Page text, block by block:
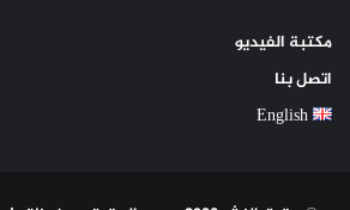
مكتبة الفيديو
اتصل بنا
English